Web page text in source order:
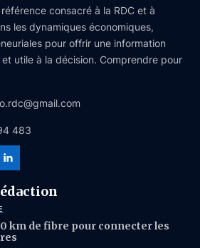
consacré à la RDC et à
les dynamiques économiques,
pour offrir une information
utile à la décision. Comprendre pour
483
km de fibre pour connecter les